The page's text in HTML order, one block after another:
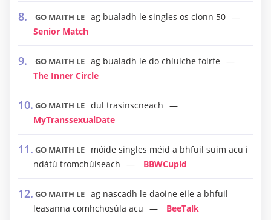
GO MAITH LE ag bualadh le singles os cionn 50
Senior Match
GO MAITH LE ag bualadh le do chluiche foirfe
The Inner Circle
GO MAITH LE dul trasinscneach
MyTranssexualDate
GO MAITH LE
móide singles méid a bhfuil suim acu i
ndátú tromchúiseach
BBWCupid
GO MAITH LE ag nascadh le daoine eile a bhfuil
leasanna comhchosúla acu
BeeTalk